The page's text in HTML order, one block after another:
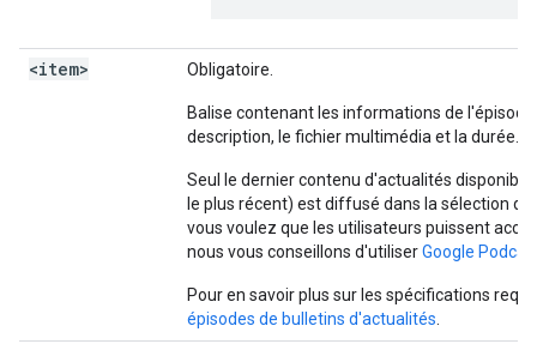
<item> Obligatoire.
Balise contenant les informations de
description, le fichier multimédia et la durée.
Seul le dernier contenu d'actualités
le plus récent) est diffusé dans la sélection
vous voulez que les utilisateurs puissent
nous vous conseillons d'utiliserGoogle
Pour en savoir plus sur les spécifications
épisodes de bulletins d'actualités